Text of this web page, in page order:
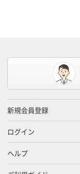
新規会員登録
ログイン
ヘルプ